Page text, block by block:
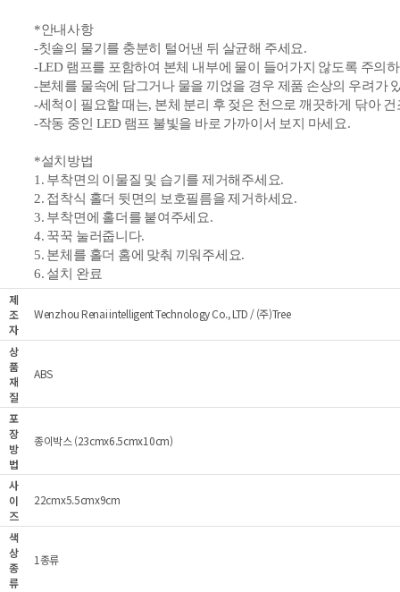
*안내사항
-칫솔의 물기를 충분히 털어낸 뒤 살균해 주세요.
-LED 램프를 포함하여 본체 내부에 물이 들어가지 않도록 주의
-본체를 물속에 담그거나 물을 끼얹을 경우 제품 손상의 우려가
-세척이 필요할 때는, 본체 분리 후 젖은 천으로 깨끗하게 닦아
-작동 중인 LED 램프 불빛을 바로 가까이서 보지 마세요.
*설치방법
1. 부착면의 이물질 및 습기를 제거해주세요.
2. 접착식 홀더 뒷면의 보호필름을 제거하세요.
3. 부착면에 홀더를 붙여주세요.
4. 꾹꾹 눌러줍니다.
5. 본체를 홀더 홈에 맞춰 끼워주세요.
6. 설치 완료
제
조
자
Wenzhou Renai intelligent Technology Co., LTD / (주)Tree
상
품
재
질
ABS
포
장
방
법
종이박스 (23cmx6.5cmx10cm)
사
이
즈
22cmx5.5cmx9cm
색
상
종
류
1종류